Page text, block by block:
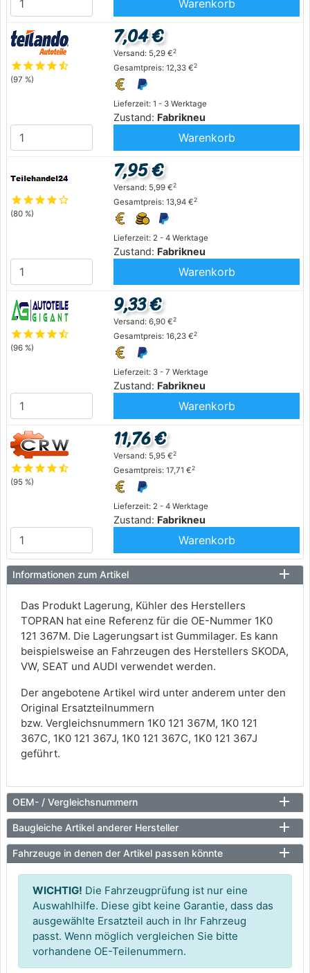
Warenkorb
starstarstarstarstar_half
(97 %)
Lieferzeit: 1 - 3 Werktage
Zustand: Fabrikneu
7,04 €
Versand: 5,29 €2
Gesamtpreis: 12,33 €2
Warenkorb
starstarstarstarstar_outline
(80 %)
Lieferzeit: 2 - 4 Werktage
Zustand: Fabrikneu
7,95 €
Versand: 5,99 €2
Gesamtpreis: 13,94 €2
Warenkorb
starstarstarstarstar_half
(96 %)
Lieferzeit: 3 - 7 Werktage
Zustand: Fabrikneu
9,33 €
Versand: 6,90 €2
Gesamtpreis: 16,23 €2
Warenkorb
starstarstarstarstar_half
(95 %)
Lieferzeit: 2 - 4 Werktage
Zustand: Fabrikneu
11,76 €
Versand: 5,95 €2
Gesamtpreis: 17,71 €2
Warenkorb
Informationen zum Artikel
Das Produkt Lagerung, Kühler des Herstellers
TOPRAN hat eine Referenz für die OE-Nummer 1K0
121 367M. Die Lagerungsart ist Gummilager. Es kann
beispielsweise an Fahrzeugen des Herstellers SKODA,
VW, SEAT und AUDI verwendet werden.
Der angebotene Artikel wird unter anderem unter den
Original Ersatzteilnummern
bzw. Vergleichsnummern 1K0 121 367M, 1K0 121
367C, 1K0 121 367J, 1K0 121 367C, 1K0 121 367J
geführt.
OEM- / Vergleichsnummern
Baugleiche Artikel anderer Hersteller
Fahrzeuge in denen der Artikel passen könnte
WICHTIG! Die Fahrzeugprüfung ist nur eine
Auswahlhilfe. Diese gibt keine Garantie, dass das
ausgewählte Ersatzteil auch in Ihr Fahrzeug
passt. Wenn möglich vergleichen Sie bitte
vorhandene OE-Teilenummern.